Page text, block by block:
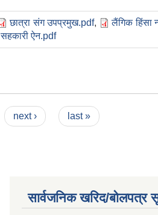
छात्रा संग उपप्रमुख.pdf, लैंगिक हिंसा
सहकारी ऐन.pdf
next › last »
सार्वजनिक खरिद/बोलपत्र